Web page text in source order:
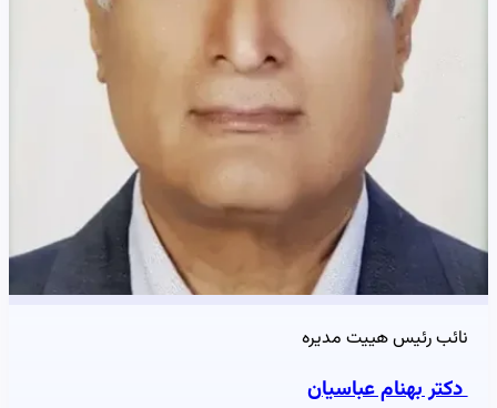
نائب رئیس هییت مدیره
دکتر بهنام عباسیان